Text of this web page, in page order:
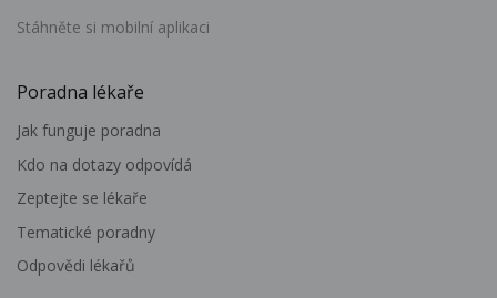
Stáhněte si mobilní aplikaci
Poradna lékaře
Jak funguje poradna
Kdo na dotazy odpovídá
Zeptejte se lékaře
Tematické poradny
Odpovědi lékařů